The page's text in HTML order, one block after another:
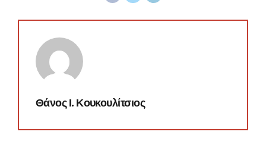
Θάνος Ι. Κουκουλίτσιος